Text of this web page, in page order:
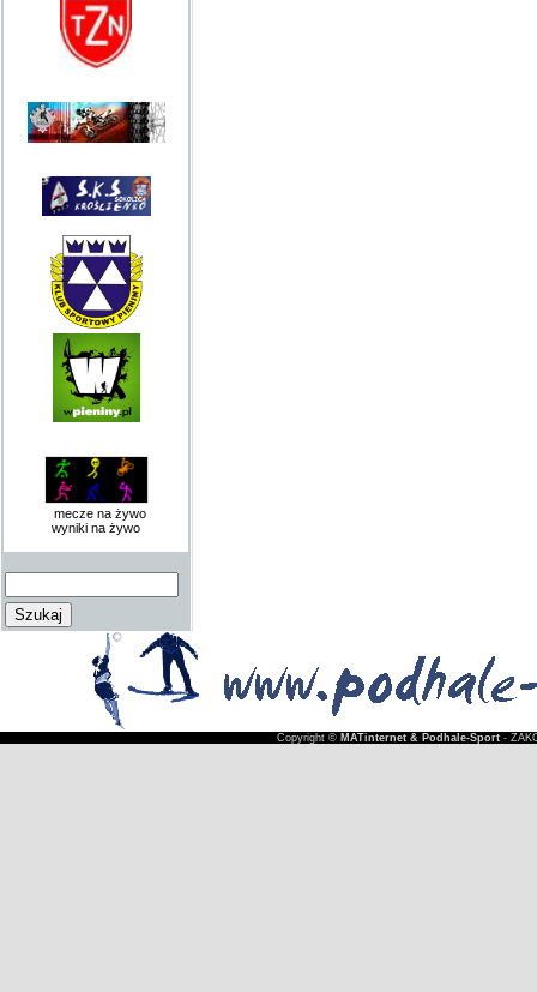
mecze na żywo
wyniki na żywo
Copyright © MATinternet & Podhale-Sport-